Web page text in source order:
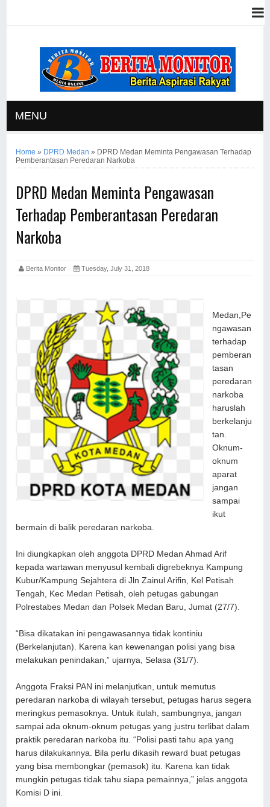
MENU
Home » DPRD Medan » DPRD Medan Meminta Pengawasan Terhadap
Pemberantasan Peredaran Narkoba
DPRD Medan Meminta Pengawasan
Terhadap Pemberantasan Peredaran
Narkoba
Berita Monitor Tuesday, July 31, 2018
Medan,Pe
ngawasan
terhadap
pemberan
tasan
peredaran
narkoba
haruslah
berkelanju
tan.
Oknum-
oknum
aparat
jangan
sampai
ikut
bermain di balik peredaran narkoba.
Ini diungkapkan oleh anggota DPRD Medan Ahmad Arif
kepada wartawan menyusul kembali digrebeknya Kampung
Kubur/Kampung Sejahtera di Jln Zainul Arifin, Kel Petisah
Tengah, Kec Medan Petisah, oleh petugas gabungan
Polrestabes Medan dan Polsek Medan Baru, Jumat (27/7).
“Bisa dikatakan ini pengawasannya tidak kontiniu
(Berkelanjutan). Karena kan kewenangan polisi yang bisa
melakukan penindakan,” ujarnya, Selasa (31/7).
Anggota Fraksi PAN ini melanjutkan, untuk memutus
peredaran narkoba di wilayah tersebut, petugas harus segera
meringkus pemasoknya. Untuk itulah, sambungnya, jangan
sampai ada oknum-oknum petugas yang justru terlibat dalam
praktik peredaran narkoba itu. “Polisi pasti tahu apa yang
harus dilakukannya. Bila perlu dikasih reward buat petugas
yang bisa membongkar (pemasok) itu. Karena kan tidak
mungkin petugas tidak tahu siapa pemainnya,” jelas anggota
Komisi D ini.